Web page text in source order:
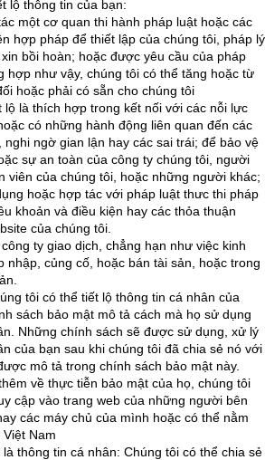
lộ thông tin của bạn:
một cơ quan thi hành pháp luật hoặc các
hợp pháp để thiết lập của chúng tôi, pháp lý
bồi hoàn; hoặc được yêu cầu của pháp
hợp như vậy, chúng tôi có thể tăng hoặc từ
hoặc phải có sẵn cho chúng tôi
lộ là thích hợp trong kết nối với các nỗi lực
có những hành động liên quan đến các
ngờ gian lận hay các sai trái; để bảo vệ
sự an toàn của công ty chúng tôi, người
viên của chúng tôi, hoặc những người khác;
hoặc hợp tác với pháp luật thưc thi pháp
khoản và điều kiện hay các thỏa thuận
của chúng tôi.
ty giao dịch, chẳng hạn như việc kinh
nhập, củng cố, hoặc bán tài sản, hoặc trong
tôi có thể tiết lộ thông tin cá nhân của
sách bảo mật mô tả cách mà họ sử dụng
Những chính sách sẽ được sử dụng, xử lý
của bạn sau khi chúng tôi đã chia sẻ nó với
mô tả trong chính sách bảo mật này.
về thực tiễn bảo mật của họ, chúng tôi
cập vào trang web của những người bên
các máy chủ của mình hoặc có thể nằm
Nam
thông tin cá nhân: Chúng tôi có thể chia sẻ